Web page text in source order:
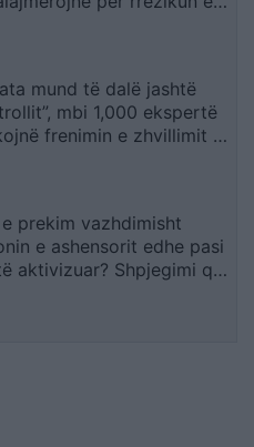
mund të dalë jashtë
mbi 1,000 ekspertë
frenimin e zhvillimit të
e prekim vazhdimisht
e ashensorit edhe pasi
aktivizuar? Shpjegimi që